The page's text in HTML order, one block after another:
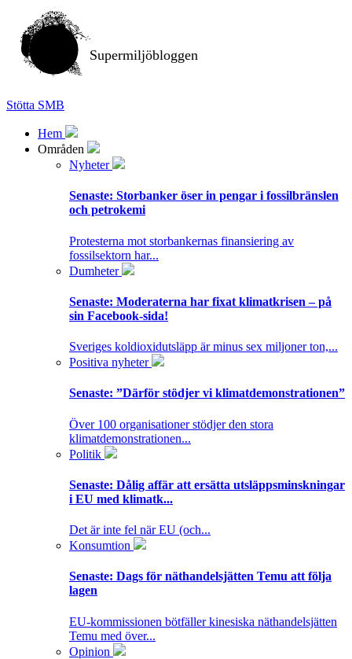
Supermiljöbloggen
Stötta SMB
Hem
Områden
Nyheter
Senaste: Storbanker öser in pengar i fossilbränslen
och petrokemi
Protesterna mot storbankernas finansiering av
fossilsektorn har...
Dumheter
Senaste: Moderaterna har fixat klimatkrisen – på
sin Facebook-sida!
Sveriges koldioxidutsläpp är minus sex miljoner ton,...
Positiva nyheter
Senaste: ”Därför stödjer vi klimatdemonstrationen”
Över 100 organisationer stödjer den stora
klimatdemonstrationen...
Politik
Senaste: Dålig affär att ersätta utsläppsminskningar
i EU med klimatk...
Det är inte fel när EU (och...
Konsumtion
Senaste: Dags för näthandelsjätten Temu att följa
lagen
EU-kommissionen bötfäller kinesiska näthandelsjätten
Temu med över...
Opinion